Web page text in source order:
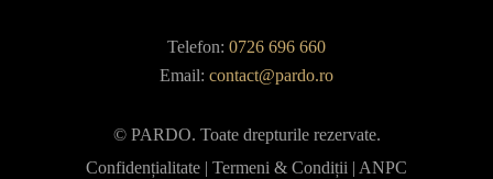
Telefon: 0726 696 660
Email: contact@pardo.ro
© PARDO. Toate drepturile rezervate.
Confidențialitate | Termeni & Condiții | ANPC